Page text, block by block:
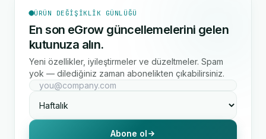
ÜRÜN DEĞIŞIKLIK GÜNLÜĞÜ
En son eGrow güncellemelerini gelen
kutunuza alın.
Yeni özellikler, iyileştirmeler ve düzeltmeler. Spam
yok — dilediğiniz zaman abonelikten çıkabilirsiniz.
Abone ol